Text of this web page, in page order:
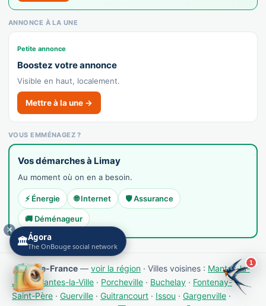
1
Megalots
Recensé · non-membre
McDonald's
Recensé · non-membre
Burger
Afficher le n°
🌐 Voir le site
👉 C'est votre commerce ?
Poulet Braisé
Recensé · non-membre
Française
👉 C'est votre commerce ?
Restaurant Au Vieux Pêcheur
Recensé · non-membre
ANNONCE À LA UNE
Petite annonce
Boostez votre annonce
Visible en haut, localement.
Mettre à la une →
VOUS EMMÉNAGEZ ?
Vos démarches à Limay
Au moment où on en a besoin.
⚡ Énergie 🌐 Internet 🛡️ Assurance
🚚 Déménageur
📍 Île-de-France — voir la région · Villes voisines : Mantes-la-
Jolie·Mantes-la-Ville · Porcheville · Buchelay · Fontenay-
Saint-Père · Guerville · Guitrancourt · Issou · Gargenville ·
🏛️Ágora
The OnBouge social network
✕